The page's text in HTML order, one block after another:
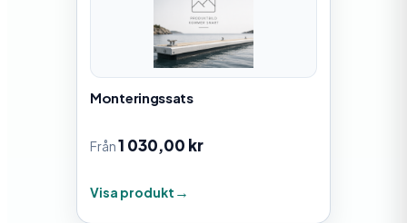
Monteringssats
Från1 030,00 kr
Visa produkt